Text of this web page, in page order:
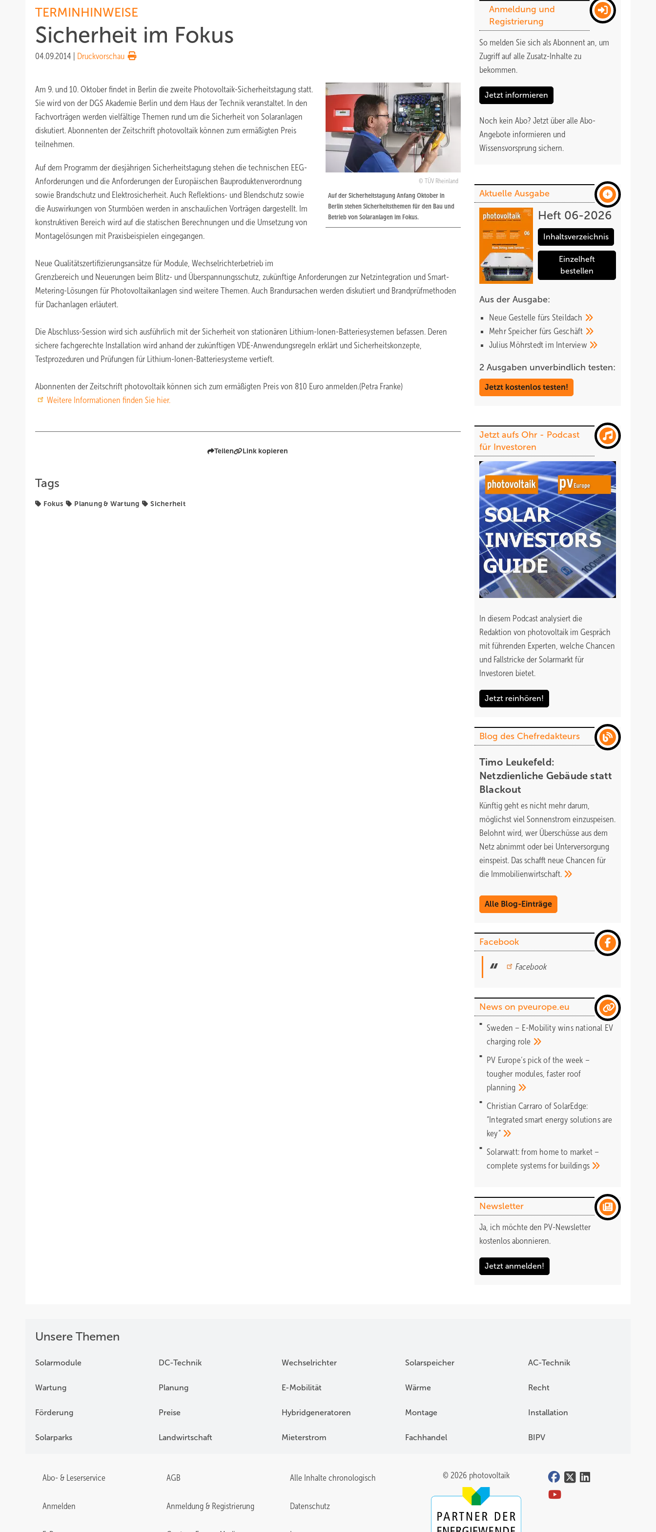
TERMINHINWEISE
Sicherheit im Fokus
04.09.2014 Druckvorschau
TÜV Rheinland
Auf der Sicherheitstagung Anfang Oktober in
Berlin stehen Sicherheitsthemen für den Bau und
Betrieb von Solaranlagen im Fokus.
Am 9. und 10. Oktober findet in Berlin die zweite Photovoltaik-Sicherheitstagung statt.
Sie wird von der DGS Akademie Berlin und dem Haus der Technik veranstaltet. In den
Fachvorträgen werden vielfältige Themen rund um die Sicherheit von Solaranlagen
diskutiert. Abonnenten der Zeitschrift photovoltaik können zum ermäßigten Preis
teilnehmen.
Auf dem Programm der diesjährigen Sicherheitstagung stehen die technischen EEG-
Anforderungen und die Anforderungen der Europäischen Bauproduktenverordnung
sowie Brandschutz und Elektrosicherheit. Auch Reflektions- und Blendschutz sowie
die Auswirkungen von Sturmböen werden in anschaulichen Vorträgen dargestellt. Im
konstruktiven Bereich wird auf die statischen Berechnungen und die Umsetzung von
Montagelösungen mit Praxisbeispielen eingegangen.
Neue Qualitätszertifizierungsansätze für Module, Wechselrichterbetrieb im
Grenzbereich und Neuerungen beim Blitz- und Überspannungsschutz, zukünftige Anforderungen zur Netzintegration und Smart-
Metering-Lösungen für Photovoltaikanlagen sind weitere Themen. Auch Brandursachen werden diskutiert und Brandprüfmethoden
für Dachanlagen erläutert.
Die Abschluss-Session wird sich ausführlich mit der Sicherheit von stationären Lithium-Ionen-Batteriesystemen befassen. Deren
sichere fachgerechte Installation wird anhand der zukünftigen VDE-Anwendungsregeln erklärt und Sicherheitskonzepte,
Testprozeduren und Prüfungen für Lithium-Ionen-Batteriesysteme vertieft.
Abonnenten der Zeitschrift photovoltaik können sich zum ermäßigten Preis von 810 Euro anmelden.(Petra Franke)
Weitere Informationen finden Sie hier.
Teilen Link kopieren
Tags
Fokus Planung & Wartung Sicherheit
Anmeldung und
Registrierung
So melden Sie sich als Abonnent an, um
Zugriff auf alle Zusatz-Inhalte zu
bekommen.
Jetzt informieren
Noch kein Abo? Jetzt über alle Abo-
Angebote informieren und
Wissensvorsprung sichern.
Aktuelle Ausgabe
Heft 06-2026
Inhaltsverzeichnis
Einzelheft
bestellen
Aus der Ausgabe:
Neue Gestelle fürs Steildach
Mehr Speicher fürs Geschäft
Julius Möhrstedt im Interview
2 Ausgaben unverbindlich testen:
Jetzt kostenlos testen!
Jetzt aufs Ohr - Podcast
für Investoren
In diesem Podcast analysiert die
Redaktion von photovoltaik im Gespräch
mit führenden Experten, welche Chancen
und Fallstricke der Solarmarkt für
Investoren bietet.
Jetzt reinhören!
Blog des Chefredakteurs
Timo Leukefeld:
Netzdienliche Gebäude statt
Blackout
Künftig geht es nicht mehr darum,
möglichst viel Sonnenstrom einzuspeisen.
Belohnt wird, wer Überschüsse aus dem
Netz abnimmt oder bei Unterversorgung
einspeist. Das schafft neue Chancen für
die Immobilienwirtschaft.
Alle Blog-Einträge
Facebook
Facebook
News on pveurope.eu
Sweden – E-Mobility wins national EV
charging role
PV Europe‘s pick of the week –
tougher modules, faster roof
planning
Christian Carraro of SolarEdge:
“Integrated smart energy solutions are
key”
Solarwatt: from home to market –
complete systems for buildings
Newsletter
Ja, ich möchte den PV-Newsletter
kostenlos abonnieren.
Jetzt anmelden!
Unsere Themen
Solarmodule DC-Technik Wechselrichter Solarspeicher AC-Technik
Wartung Planung E-Mobilität Wärme Recht
Förderung Preise Hybridgeneratoren Montage Installation
Solarparks Landwirtschaft Mieterstrom Fachhandel BIPV
Abo- & Leserservice AGB Alle Inhalte chronologisch
Anmelden Anmeldung & Registrierung Datenschutz
© 2026 photovoltaik